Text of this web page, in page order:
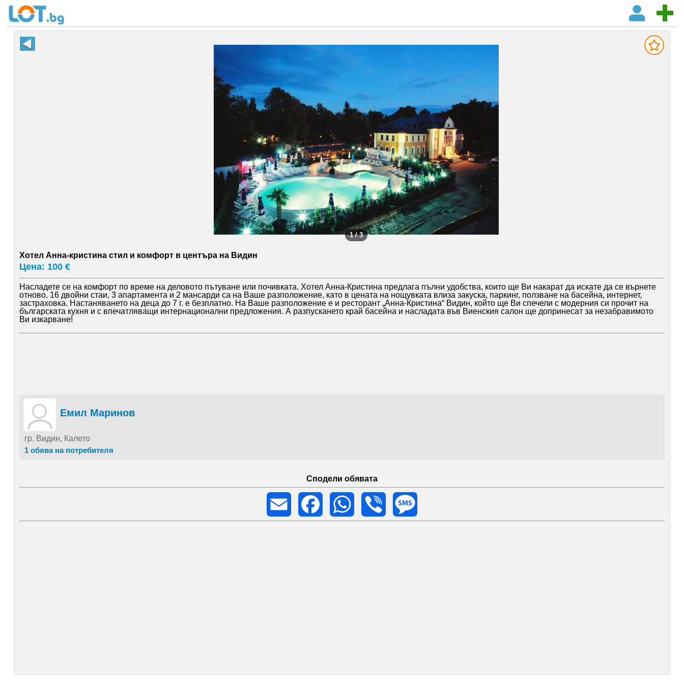
1 / 3
Хотел Анна-кристина стил и комфорт в центъра на Видин
Цена: 100 €
Насладете се на комфорт по време на деловото пътуване или почивката. Хотел Анна-Кристина предлага пълни удобства, които ще Ви накарат да искате да се върнете
отново. 16 двойни стаи, 3 апартамента и 2 мансарди са на Ваше разположение, като в цената на нощувката влиза закуска, паркинг, ползване на басейна, интернет,
застраховка. Настаняването на деца до 7 г. е безплатно. На Ваше разположение е и ресторант „Анна-Кристина“ Видин, който ще Ви спечели с модерния си прочит на
българската кухня и с впечатляващи интернационални предложения. А разпускането край басейна и насладата във Виенския салон ще допринесат за незабравимото
Ви изкарване!
Емил Маринов
гр. Видин, Калето
1 обява на потребителя
Сподели обявата
Email
Facebook WhatsApp Viber